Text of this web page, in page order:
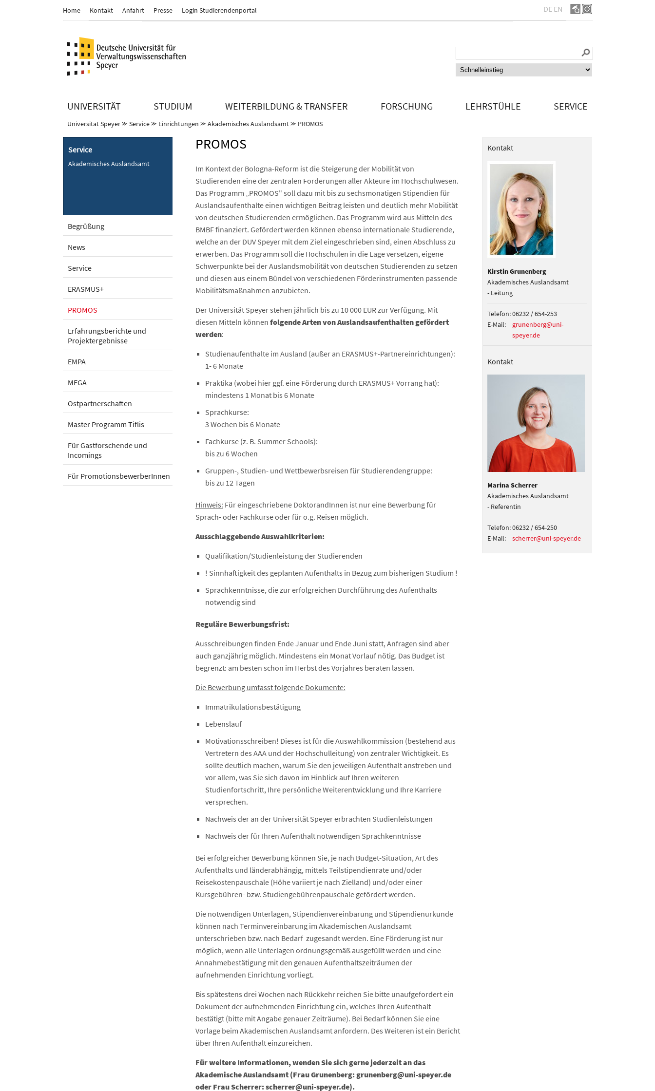
Home Kontakt Anfahrt Presse Login Studierendenportal DE EN
UNIVERSITÄT STUDIUM WEITERBILDUNG & TRANSFER FORSCHUNG LEHRSTÜHLE SERVICE
Universität Speyer⪼ Service⪼ Einrichtungen ⪼ Akademisches Auslandsamt⪼ PROMOS
Service
Akademisches Auslandsamt
Begrüßung
News
Service
ERASMUS+
PROMOS
Erfahrungsberichte und
Projektergebnisse
EMPA
MEGA
Ostpartnerschaften
Master Programm Tiflis
Für Gastforschende und
Incomings
Für PromotionsbewerberInnen
PROMOS
Im Kontext der Bologna-Reform ist die Steigerung der Mobilität von
Studierenden eine der zentralen Forderungen aller Akteure im Hochschulwesen.
Das Programm „PROMOS" soll dazu mit bis zu sechsmonatigen Stipendien für
Auslandsaufenthalte einen wichtigen Beitrag leisten und deutlich mehr Mobilität
von deutschen Studierenden ermöglichen. Das Programm wird aus Mitteln des
BMBF finanziert. Gefördert werden können ebenso internationale Studierende,
welche an der DUV Speyer mit dem Ziel eingeschrieben sind, einen Abschluss zu
erwerben. Das Programm soll die Hochschulen in die Lage versetzen, eigene
Schwerpunkte bei der Auslandsmobilität von deutschen Studierenden zu setzen
und diesen aus einem Bündel von verschiedenen Förderinstrumenten passende
Mobilitätsmaßnahmen anzubieten.
Der Universität Speyer stehen jährlich bis zu 10 000 EUR zur Verfügung. Mit
diesen Mitteln können folgende Arten von Auslandsaufenthalten gefördert
werden:
Studienaufenthalte im Ausland (außer an ERASMUS+-Partnereinrichtungen):
1- 6 Monate
Praktika (wobei hier ggf. eine Förderung durch ERASMUS+ Vorrang hat):
mindestens 1 Monat bis 6 Monate
Sprachkurse:
3 Wochen bis 6 Monate
Fachkurse (z. B. Summer Schools):
bis zu 6 Wochen
Gruppen-, Studien- und Wettbewerbsreisen für Studierendengruppe:
bis zu 12 Tagen
Hinweis: Für eingeschriebene DoktorandInnen ist nur eine Bewerbung für
Sprach- oder Fachkurse oder für o.g. Reisen möglich.
Ausschlaggebende Auswahlkriterien:
Qualifikation/Studienleistung der Studierenden
! Sinnhaftigkeit des geplanten Aufenthalts in Bezug zum bisherigen Studium !
Sprachkenntnisse, die zur erfolgreichen Durchführung des Aufenthalts
notwendig sind
Reguläre Bewerbungsfrist:
Ausschreibungen finden Ende Januar und Ende Juni statt, Anfragen sind aber
auch ganzjährig möglich. Mindestens ein Monat Vorlauf nötig. Das Budget ist
begrenzt: am besten schon im Herbst des Vorjahres beraten lassen.
Die Bewerbung umfasst folgende Dokumente:
Immatrikulationsbestätigung
Lebenslauf
Motivationsschreiben! Dieses ist für die Auswahlkommission (bestehend aus
Vertretern des AAA und der Hochschulleitung) von zentraler Wichtigkeit. Es
sollte deutlich machen, warum Sie den jeweiligen Aufenthalt anstreben und
vor allem, was Sie sich davon im Hinblick auf Ihren weiteren
Studienfortschritt, Ihre persönliche Weiterentwicklung und Ihre Karriere
versprechen.
Nachweis der an der Universität Speyer erbrachten Studienleistungen
Nachweis der für Ihren Aufenthalt notwendigen Sprachkenntnisse
Bei erfolgreicher Bewerbung können Sie, je nach Budget-Situation, Art des
Aufenthalts und länderabhängig, mittels Teilstipendienrate und/oder
Reisekostenpauschale (Höhe variiert je nach Zielland) und/oder einer
Kursgebühren- bzw. Studiengebührenpauschale gefördert werden.
Die notwendigen Unterlagen, Stipendienvereinbarung und Stipendienurkunde
können nach Terminvereinbarung im Akademischen Auslandsamt
unterschrieben bzw. nach Bedarf zugesandt werden. Eine Förderung ist nur
möglich, wenn alle Unterlagen ordnungsgemäß ausgefüllt werden und eine
Annahmebestätigung mit den genauen Aufenthaltszeiträumen der
aufnehmenden Einrichtung vorliegt.
Bis spätestens drei Wochen nach Rückkehr reichen Sie bitte unaufgefordert ein
Dokument der aufnehmenden Einrichtung ein, welches Ihren Aufenthalt
bestätigt (bitte mit Angabe genauer Zeiträume). Bei Bedarf können Sie eine
Vorlage beim Akademischen Auslandsamt anfordern. Des Weiteren ist ein Bericht
über Ihren Aufenthalt einzureichen.
Für weitere Informationen, wenden Sie sich gerne jederzeit an das
Akademische Auslandsamt (Frau Grunenberg: grunenberg@uni-speyer.de
oder Frau Scherrer: scherrer@uni-speyer.de).
Kontakt
Kirstin Grunenberg
Akademisches Auslandsamt
- Leitung
Telefon:06232 / 654-253
E-Mail:
grunenberg@uni-
speyer.de
Kontakt
Marina Scherrer
Akademisches Auslandsamt
- Referentin
Telefon:06232 / 654-250
E-Mail:
scherrer@uni-speyer.de